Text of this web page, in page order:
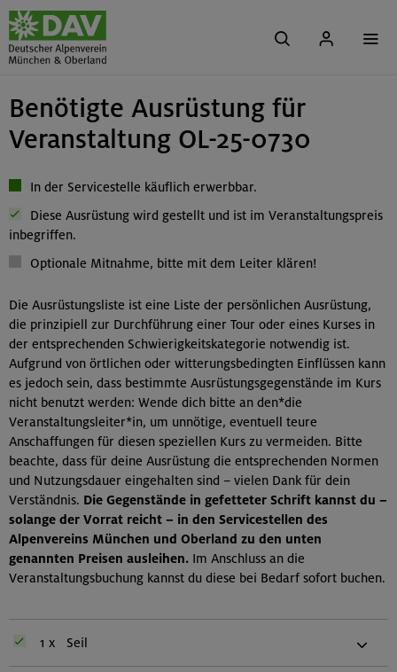
Benötigte Ausrüstung für
Veranstaltung OL-25-0730
In der Servicestelle käuflich erwerbbar.
Diese Ausrüstung wird gestellt und ist im Veranstaltungspreis
inbegriffen.
Optionale Mitnahme, bitte mit dem Leiter klären!
Die Ausrüstungsliste ist eine Liste der persönlichen Ausrüstung,
die prinzipiell zur Durchführung einer Tour oder eines Kurses in
der entsprechenden Schwierigkeitskategorie notwendig ist.
Aufgrund von örtlichen oder witterungsbedingten Einflüssen kann
es jedoch sein, dass bestimmte Ausrüstungsgegenstände im Kurs
nicht benutzt werden: Wende dich bitte an den*die
Veranstaltungsleiter*in, um unnötige, eventuell teure
Anschaffungen für diesen speziellen Kurs zu vermeiden. Bitte
beachte, dass für deine Ausrüstung die entsprechenden Normen
und Nutzungsdauer eingehalten sind – vielen Dank für dein
Verständnis. Die Gegenstände in gefetteter Schrift kannst du –
solange der Vorrat reicht – in den Servicestellen des
Alpenvereins München und Oberland zu den unten
genannten Preisen ausleihen. Im Anschluss an die
Veranstaltungsbuchung kannst du diese bei Bedarf sofort buchen.
1 x Seil